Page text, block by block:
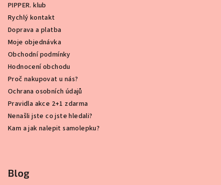
PIPPER. klub
Rychlý kontakt
Doprava a platba
Moje objednávka
Obchodní podmínky
Hodnocení obchodu
Proč nakupovat u nás?
Ochrana osobních údajů
Pravidla akce 2+1 zdarma
Nenašli jste co jste hledali?
Kam a jak nalepit samolepku?
Blog